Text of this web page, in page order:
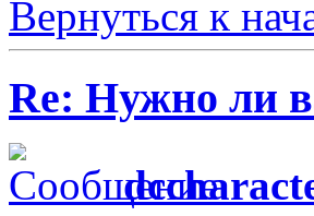
Вернуться к
Re: Нужно ли